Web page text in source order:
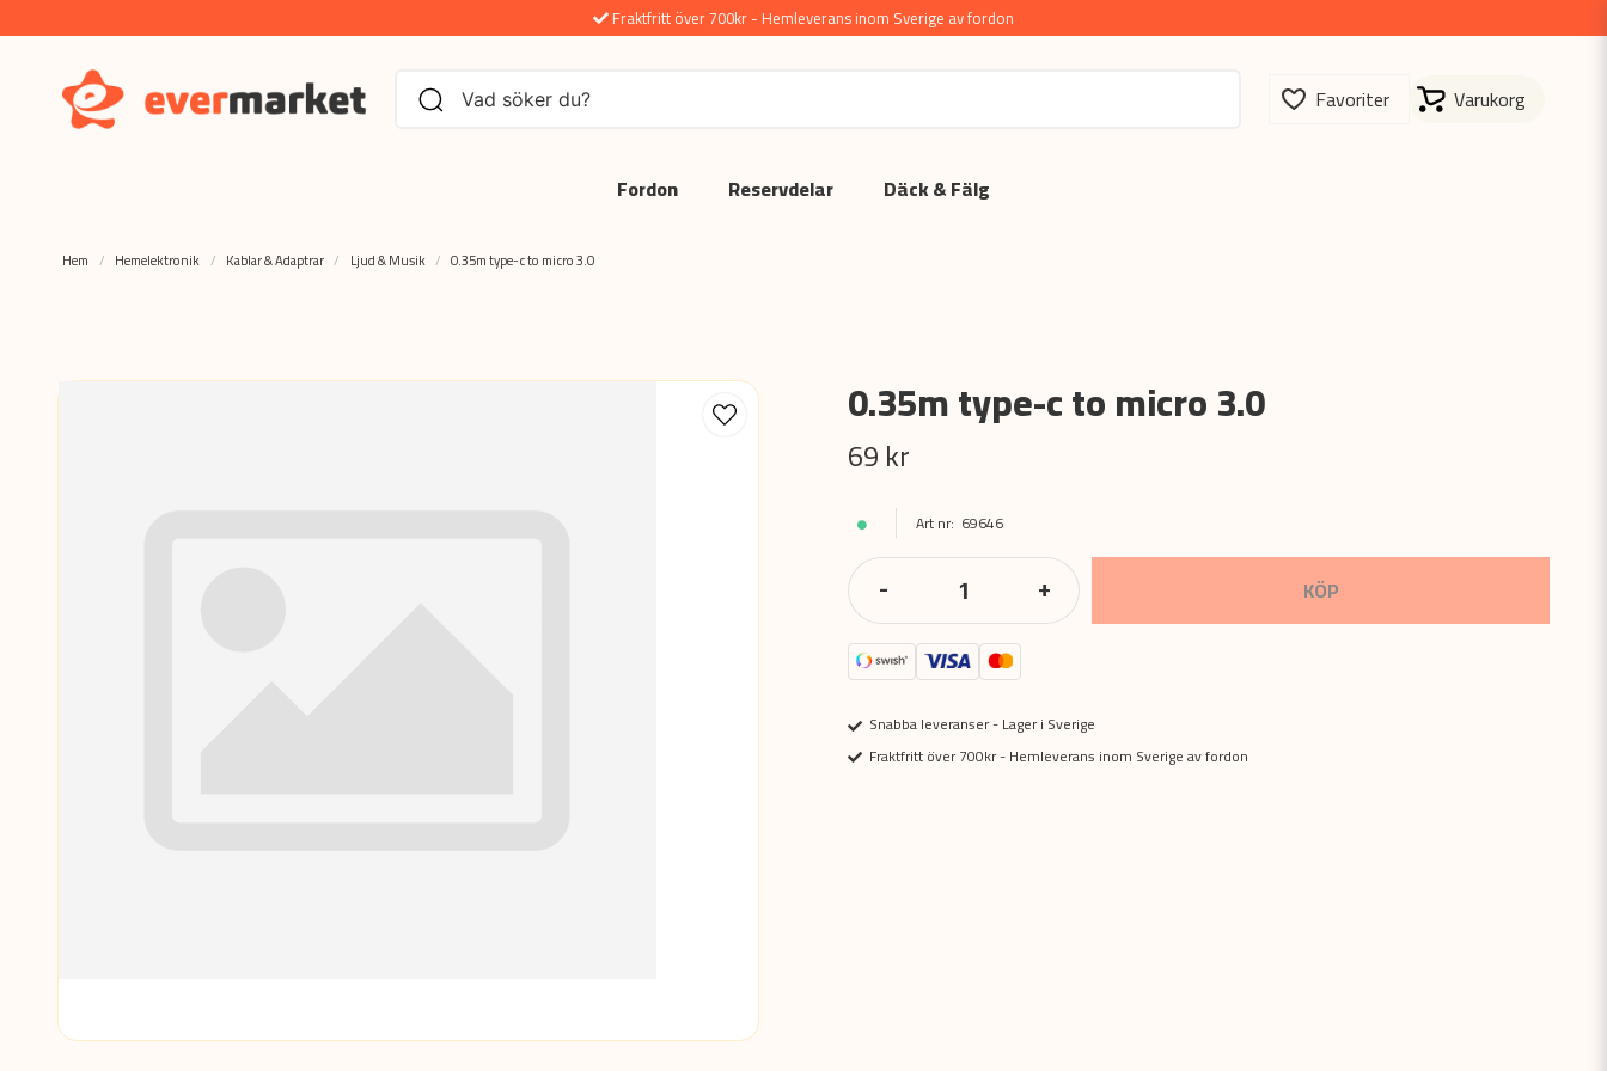
Fraktfritt över 700kr - Hemleverans inom Sverige av fordon
Fordon Reservdelar Däck & Fälg
Hem Hemelektronik Kablar & Adaptrar Ljud & Musik 0.35m type-c to micro 3.0
0.35m type-c to micro 3.0
69 kr
69646
- + KÖP
Snabba leveranser - Lager i Sverige
Fraktfritt över 700kr - Hemleverans inom Sverige av fordon